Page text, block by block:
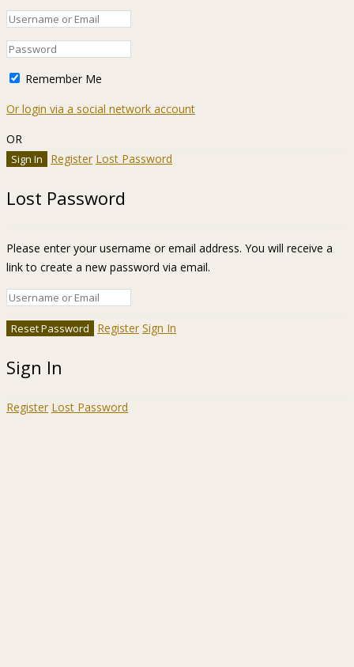
Remember Me
Or login via a social network account
OR
Register Lost Password
Lost Password
Please enter your username or email address. You will receive a
link to create a new password via email.
Register Sign In
Sign In
Register Lost Password